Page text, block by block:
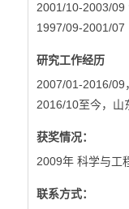
2001/10-2003/
1997/09-2001/
研究工作经历
2007/01-2016/
2016/10至今，
获奖情况：
2009年 科学与工
联系方式：